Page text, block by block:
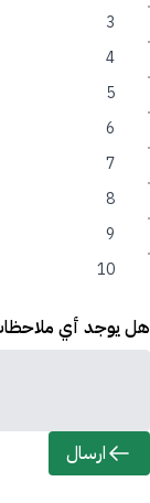
3
4
5
6
7
8
9
10
هل يوجد أي ملاحظات
ارسال